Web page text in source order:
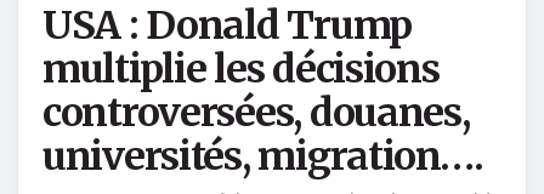
USA : Donald Trump
multiplie les décisions
controversées, douanes,
universités, migration….